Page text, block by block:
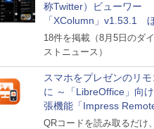
称Twitter）ビューワー
「XColumn」v1.53.1
18件を掲載（8月5日のダ
ストニュース）
スマホをプレゼンのリモ
に ～「LibreOffice」向
張機能「Impress Remote
が公開
QRコードを読み取るだけ